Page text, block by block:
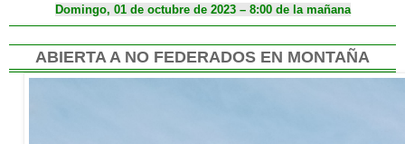
Domingo, 01 de octubre de 2023 – 8:00 de la mañana
ABIERTA A NO FEDERADOS EN MONTAÑA